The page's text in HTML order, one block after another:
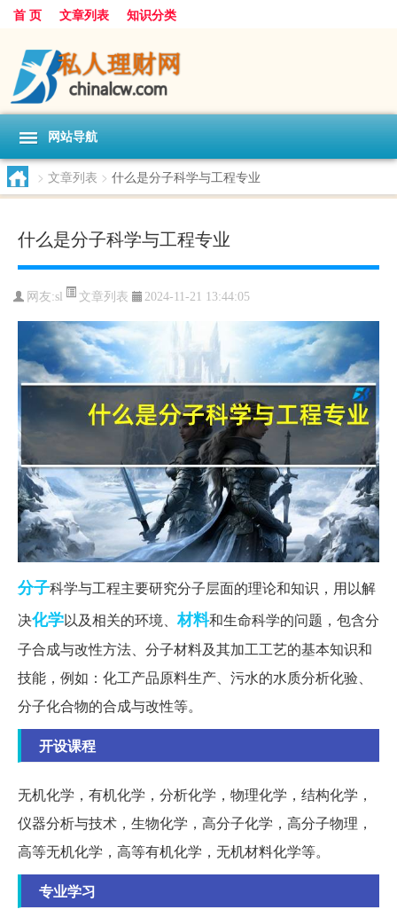
首 页 文章列表 知识分类
网站导航
> 文章列表 > 什么是分子科学与工程专业
什么是分子科学与工程专业
网友:sl 文章列表 2024-11-21 13:44:05
分子科学与工程主要研究分子层面的理论和知识，用以解
决化学以及相关的环境、材料和生命科学的问题，包含分
子合成与改性方法、分子材料及其加工工艺的基本知识和
技能，例如：化工产品原料生产、污水的水质分析化验、
分子化合物的合成与改性等。
开设课程
无机化学，有机化学，分析化学，物理化学，结构化学，
仪器分析与技术，生物化学，高分子化学，高分子物理，
高等无机化学，高等有机化学，无机材料化学等。
专业学习